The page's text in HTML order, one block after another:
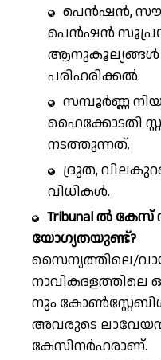
പെൻഷൻ,
പെൻഷൻ
ആനുകൂല്യങ്ങൾ
പരിഹരിക്കൽ.
സമ്പൂർണ്ണ
ഹൈക്കോടതി
നടത്തുന്നത്.
ദ്രുത,
വിധികൾ.
Tribunal ൽ
യോഗ്യതയുണ്ട്?
സൈന്യത്തിലെ/
നാവികദളത്തിലെ
നും
അവരുടെ
കേസിനർഹരാണ്.